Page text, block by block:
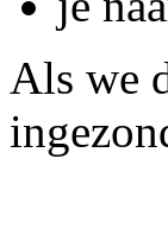
Als we